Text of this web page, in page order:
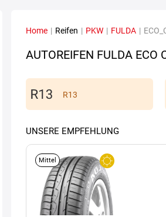
Home | Reifen | PKW | FULDA |
AUTOREIFEN FULDA ECO
R13
UNSERE EMPFEHLUNG
Mittel